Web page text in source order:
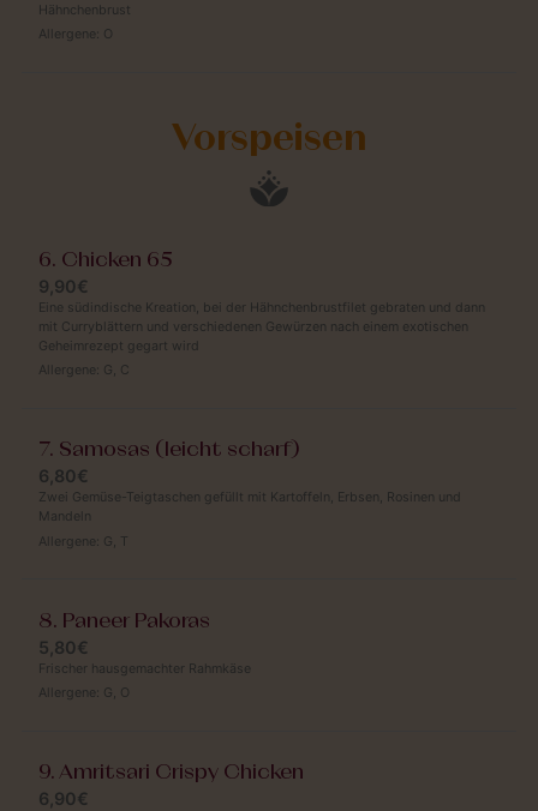
Hähnchenbrust
Allergene: O
Vorspeisen
6. Chicken 65
9,90€
Eine südindische Kreation, bei der Hähnchenbrustfilet gebraten und dann
mit Curryblättern und verschiedenen Gewürzen nach einem exotischen
Geheimrezept gegart wird
Allergene: G, C
7. Samosas (leicht scharf)
6,80€
Zwei Gemüse-Teigtaschen gefüllt mit Kartoffeln, Erbsen, Rosinen und
Mandeln
Allergene: G, T
8. Paneer Pakoras
5,80€
Frischer hausgemachter Rahmkäse
Allergene: G, O
9. Amritsari Crispy Chicken
6,90€